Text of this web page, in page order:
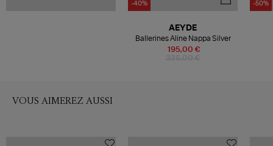
-40%
195,00 €
AEYDE
Ballerines Aline Nappa Silver
-50%
VOUS AIMEREZ AUSSI